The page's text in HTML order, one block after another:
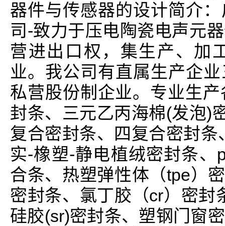
器件与传感器的设计简介
司-致力于压电陶瓷电声元
营进出口权，集生产、加
业。我公司有直属生产企
私营股份制企业。专业生
封条、三元乙丙海棉(发泡)
复合密封条、四复合密封
实-橡塑-静电植绒密封条、
合条、热塑弹性体（tpe）
密封条、氯丁胶（cr）密封
硅胶(sr)密封条、塑钢门窗